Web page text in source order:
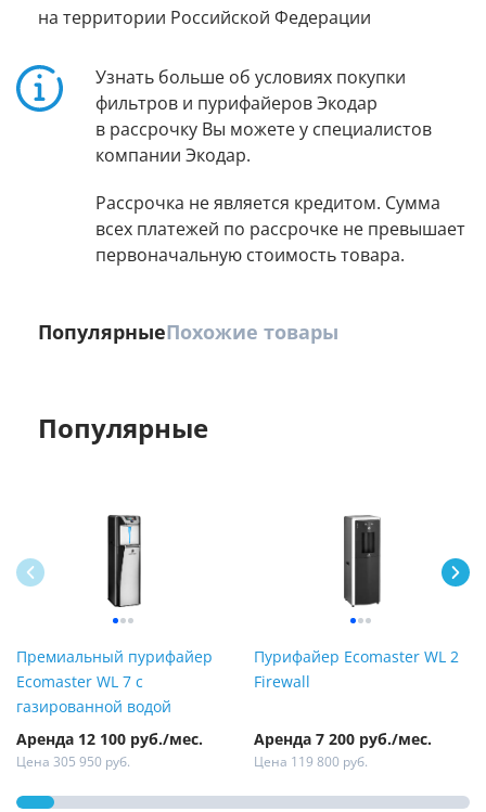
на территории Российской Федерации
Узнать больше об условиях покупки
фильтров и пурифайеров Экодар
в рассрочку Вы можете у специалистов
компании Экодар.
Рассрочка не является кредитом. Сумма
всех платежей по рассрочке не превышает
первоначальную стоимость товара.
ПопулярныеПохожие товары
Популярные
Премиальный пурифайер
Ecomaster WL 7 с
газированной водой
Аренда 12 100 руб./мес.
Цена 305 950 руб.
Пурифайер Ecomaster WL 2
Firewall
Аренда 7 200 руб./мес.
Цена 119 800 руб.